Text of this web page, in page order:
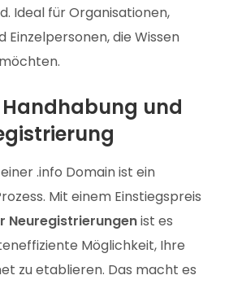
Ideal für Organisationen,
Einzelpersonen, die Wissen
Handhabung und
.info Domain ist ein
Mit einem Einstiegspreis
Neuregistrierungenist es
Möglichkeit, Ihre
zu etablieren. Das macht es